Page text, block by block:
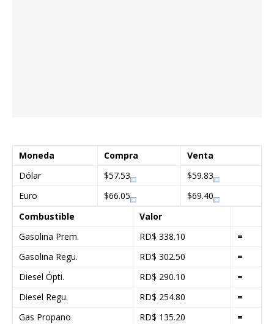
Moneda Compra
Venta
Dólar
$57.53
$59.83
Euro
$66.05
$69.40
Combustible
Valor
Gasolina Prem.
RD$ 338.10
=
Gasolina Regu.
RD$ 302.50
=
Diesel Ópti.
RD$ 290.10
=
Diesel Regu.
RD$ 254.80
=
Gas Propano
RD$ 135.20
=